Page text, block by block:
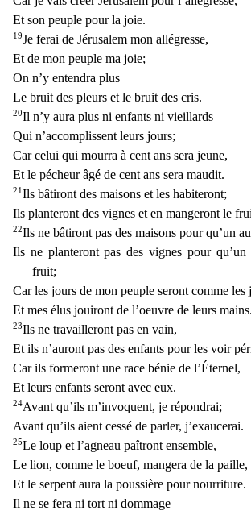
Et son peuple pour la joie.
19Je ferai de Jérusalem mon allégresse,
Et de mon peuple ma joie;
On n’y entendra plus
Le bruit des pleurs et le bruit des cris.
20Il n’y aura plus ni enfants ni vieillards
Qui n’accomplissent leurs jours;
Car celui qui mourra à cent ans sera jeune,
Et le pécheur âgé de cent ans sera maudit.
21Ils bâtiront des maisons et les habiteront;
Ils planteront des vignes et en mangeront le
22Ils ne bâtiront pas des maisons pour qu’un
Ils ne planteront pas des vignes pour
fruit;
Car les jours de mon peuple seront comme les
Et mes élus jouiront de l’oeuvre de leurs mains.
23Ils ne travailleront pas en vain,
Et ils n’auront pas des enfants pour les voir
Car ils formeront une race bénie de l’Éternel,
Et leurs enfants seront avec eux.
24Avant qu’ils m’invoquent, je répondrai;
Avant qu’ils aient cessé de parler, j’exaucerai.
25Le loup et l’agneau paîtront ensemble,
Le lion, comme le boeuf, mangera de la paille,
Et le serpent aura la poussière pour nourriture.
Il ne se fera ni tort ni dommage